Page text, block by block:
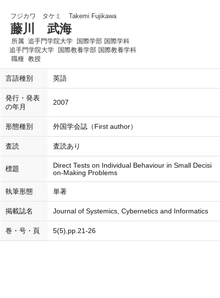
フジカワ タケミ Takemi Fujikawa
藤川 武海
所属 追手門学院大学 国際学部 国際学科
追手門学院大学 国際教養学部 国際教養学科
職種 教授
言語種別 英語
発行・発表
の年月
2007
形態種別 外国学会誌（First author）
査読 査読あり
標題
Direct Tests on Individual Behaviour in Small Decisi
on-Making Problems
執筆形態 単著
掲載誌名 Journal of Systemics, Cybernetics and Informatics
巻・号・頁 5(5),pp.21-26